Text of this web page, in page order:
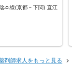
本線(京都－下関) 直江
剤師求人をもっと見る